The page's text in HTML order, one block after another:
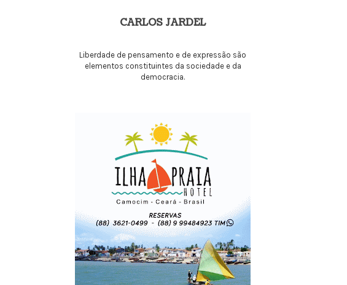
CARLOS JARDEL
Liberdade de pensamento e de expressão são
elementos constituintes da sociedade e da
democracia.